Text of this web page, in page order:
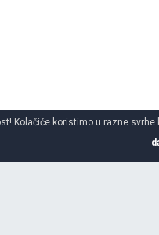
Kolačiće koristimo u razne